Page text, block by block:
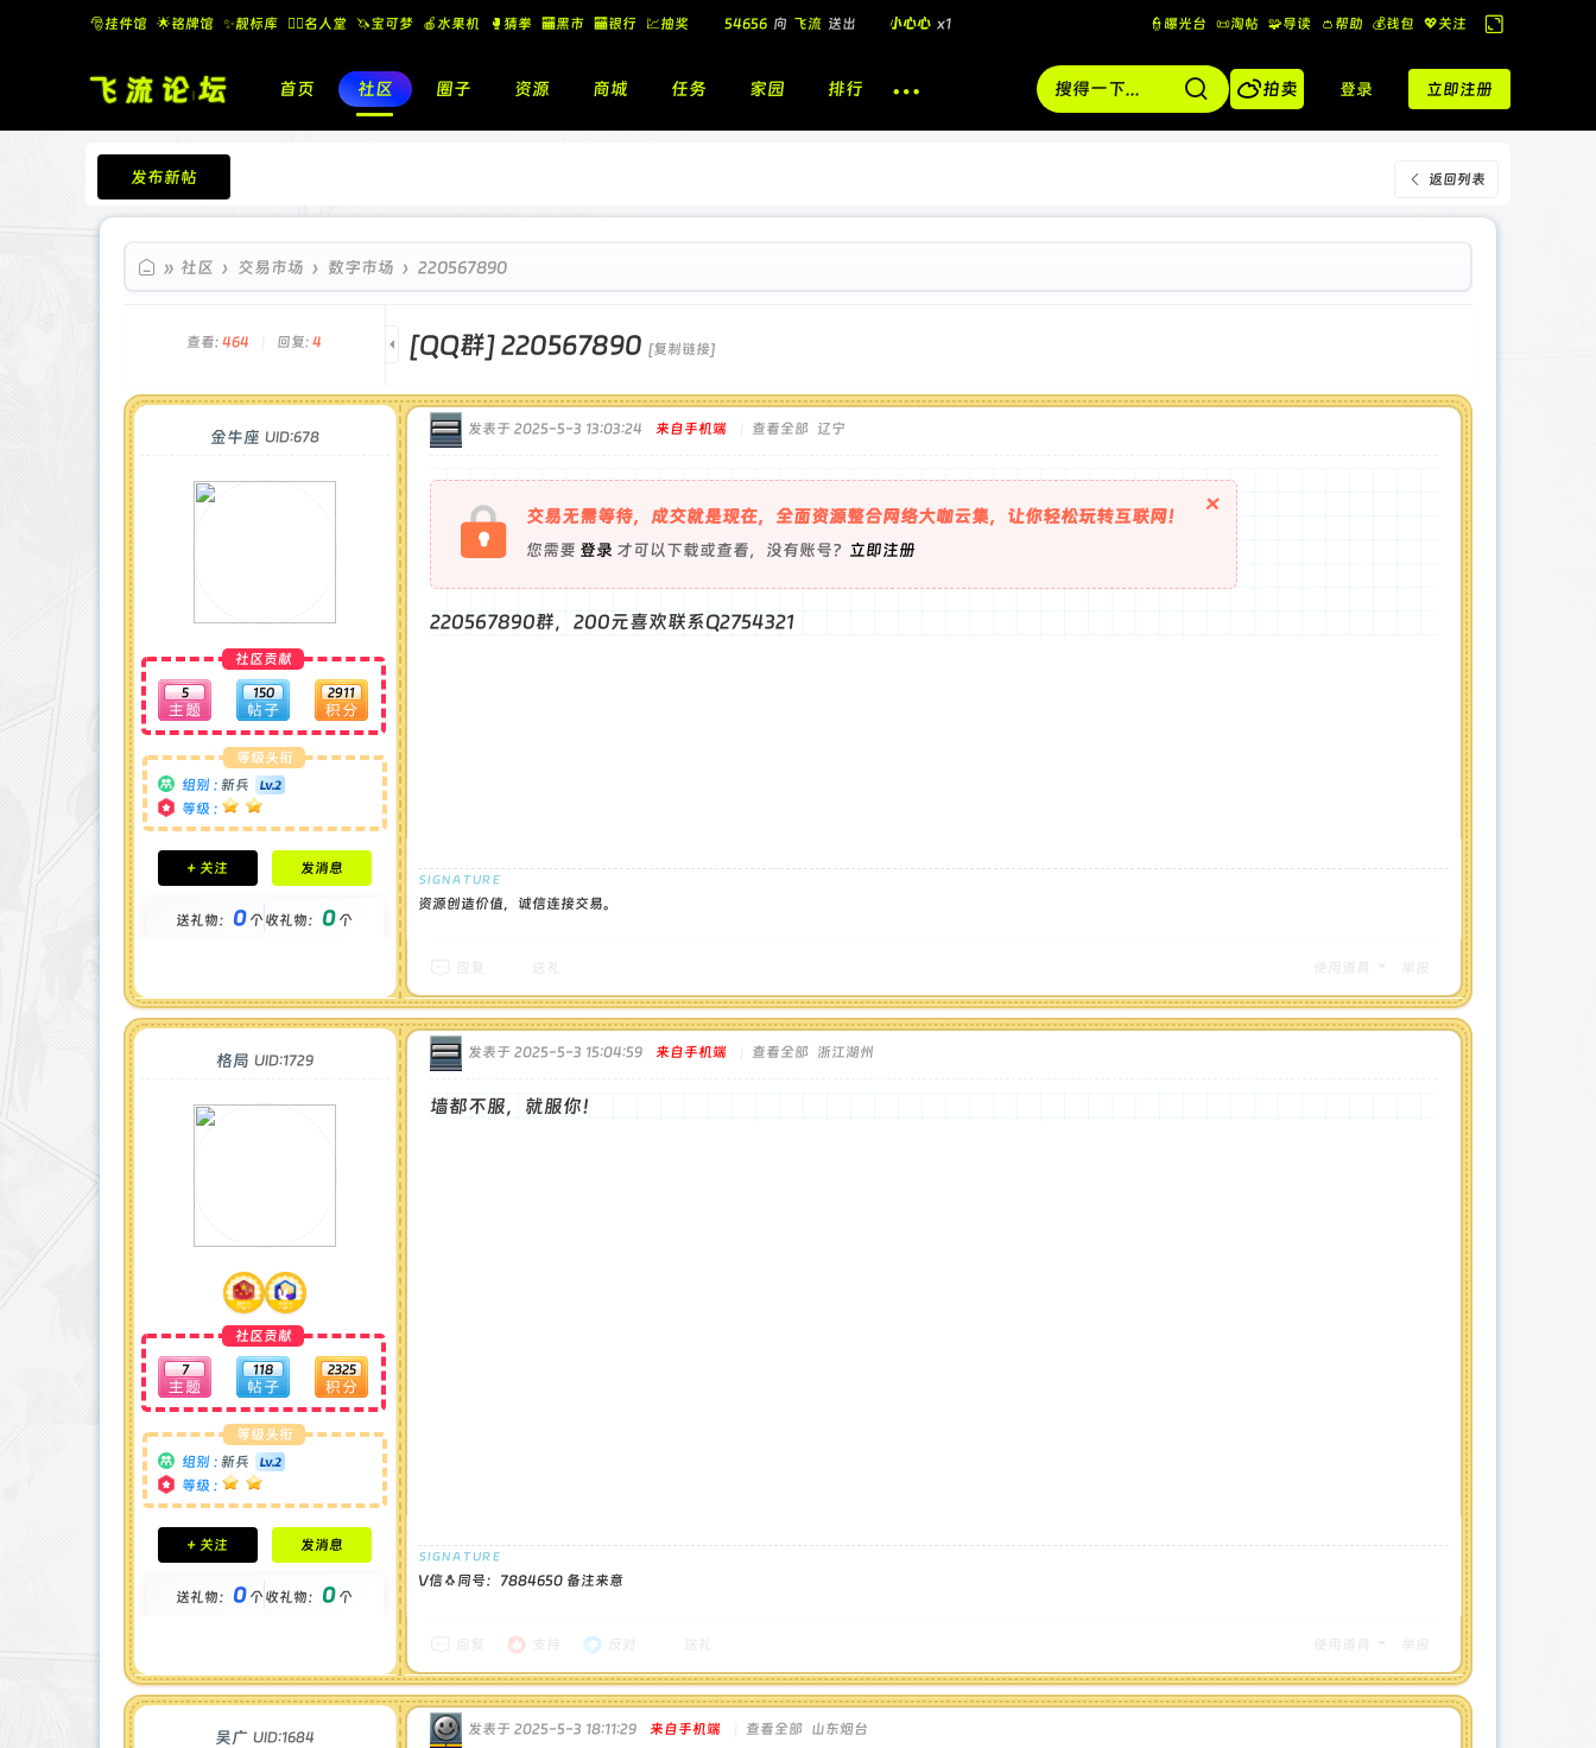
🎅挂件馆 🌟铭牌馆 ✨️靓标库 🧚‍♂️名人堂 🦄宝可梦 🍎水果机 🥊猜拳 🏧黑市 🏧银行 💹抽奖 54656 向 飞流 送出 小心心 x1
飞流 向 北 酷盖墨镜
👮曝光台 📜淘帖 🧩导读 👛帮助 💰️钱包 💖关注
换
到
宽
版
首页 社区 圈子 资源 商城 任务 家园 排行 拍卖 登录 立即注册
返回列表
发布新帖
飞流论坛
» 社区 › 交易市场 › 数字市场 › 220567890
查看: 464 回复: 4 [QQ群]220567890 [复制链接]
金牛座 UID:678
社区贡献
5 150 2911
等级头衔
组别 : 新兵
等级 :
积分成就
钻石 : 0 颗
金币 : 0 枚
+ 关注 发消息
送礼物： 0个收礼物： 0个
发表于 2025-5-3 13:03:24 来自手机端 查看全部 辽宁
交易无需等待，成交就是现在，全面资源整合网络大咖云集，让你轻松玩转互联网！
您需要 登录 才可以下载或查看，没有账号？ 立即注册
×
220567890群，200元喜欢联系Q2754321
资源创造价值，诚信连接交易。
格局 UID:1729
社区贡献
7 118 2325
等级头衔
组别 : 新兵
等级 :
积分成就
钻石 : 0 颗
金币 : 0 枚
+ 关注 发消息
送礼物： 0个收礼物： 0个
发表于 2025-5-3 15:04:59 来自手机端 查看全部 浙江湖州
墙都不服，就服你！
V信🐧同号：7884650 备注来意
吴广 UID:1684 发表于 2025-5-3 18:11:29 来自手机端 查看全部 山东烟台